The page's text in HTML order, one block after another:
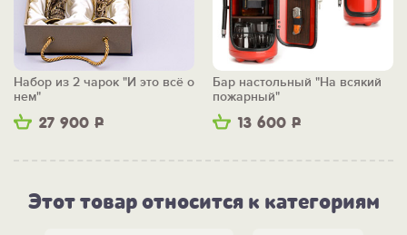
27 900 Р
Набор из 2 чарок "И это всё о
нем"
13 600 Р
Бар настольный "На всякий
пожарный"
Этот товар относится к категориям